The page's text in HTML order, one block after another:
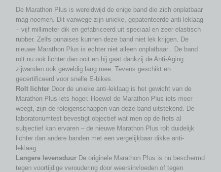
De Marathon Plus is wereldwijd de enige band die zich onplatbaar
mag noemen. Dit vanwege zijn unieke, gepatenteerde anti-leklaag
– vijf millimeter dik en gefabriceerd uit speciaal en zeer elastisch
rubber. Zelfs punaises kunnen deze band niet lek krijgen. De
nieuwe Marathon Plus is echter niet alleen onplatbaar . De band
rolt nu ook lichter dan ooit en hij gaat dankzij de Anti-Aging
zijwanden ook geweldig lang mee. Tevens geschikt en
gecertificeerd voor snelle E-bikes.
Rolt lichter Door de unieke anti-leklaag is het gewicht van de
Marathon Plus iets hoger. Hoewel de Marathon Plus iets meer
weegt, zijn de roleigenschappen van deze band uitstekend. De
laboratoriumtest bevestigt objectief wat men op de fiets al
subjectief kan ervaren – de nieuwe Marathon Plus rolt duidelijk
lichter dan andere banden met een vergelijkbaar dikke anti-
leklaag.
Langere levensduur De originele Marathon Plus is nu beschermd
tegen voortijdige veroudering door weersinvloeden of tegen